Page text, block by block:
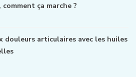
ça marche ?
douleurs articulaires avec les huiles